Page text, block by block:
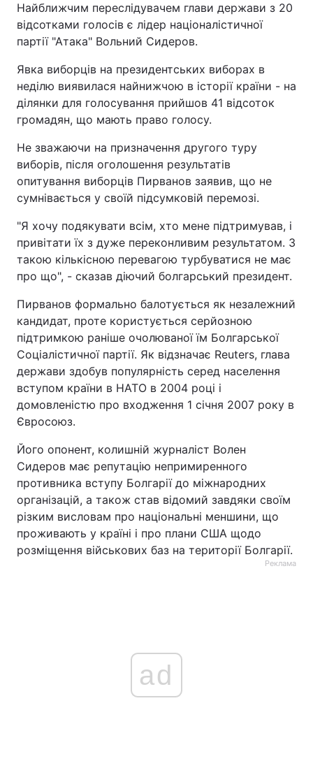
Найближчим переслідувачем глави держави з 20
відсотками голосів є лідер націоналістичної
партії "Атака" Вольний Сидеров.
Явка виборців на президентських виборах в
неділю виявилася найнижчою в історії країни - на
ділянки для голосування прийшов 41 відсоток
громадян, що мають право голосу.
Не зважаючи на призначення другого туру
виборів, після оголошення результатів
опитування виборців Пирванов заявив, що не
сумнівається у своїй підсумковій перемозі.
"Я хочу подякувати всім, хто мене підтримував, і
привітати їх з дуже переконливим результатом. З
такою кількісною перевагою турбуватися не має
про що", - сказав діючий болгарський президент.
Пирванов формально балотується як незалежний
кандидат, проте користується серйозною
підтримкою раніше очолюваної їм Болгарської
Соціалістичної партії. Як відзначає Reuters, глава
держави здобув популярність серед населення
вступом країни в НАТО в 2004 році і
домовленістю про входження 1 січня 2007 року в
Євросоюз.
Його опонент, колишній журналіст Волен
Сидеров має репутацію непримиренного
противника вступу Болгарії до міжнародних
організацій, а також став відомий завдяки своїм
різким висловам про національні меншини, що
проживають у країні і про плани США щодо
розміщення військових баз на території Болгарії.
Реклама
ad